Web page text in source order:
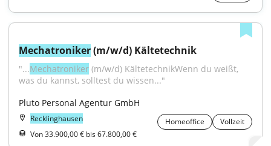
Mechatroniker (m/w/d) Kältetechnik
"...Mechatroniker (m/w/d) KältetechnikWenn du weißt,
was du kannst, solltest du wissen..."
Pluto Personal Agentur GmbH
Recklinghausen Homeoffice
Vollzeit
Von 33.900,00 € bis 67.800,00 €